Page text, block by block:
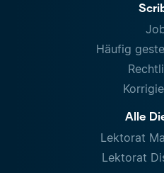
Häufig
Alle
Lektorat
Lektorat